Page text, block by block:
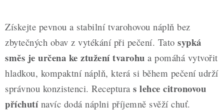
ZNAČKY
Nepřevzetí zásilky na dobírku
Obchodní podmínky
Hodnocení obchodu
Blog
Moje objednávka
Podmínky ochrany osobních údajů
Získejte pevnou a stabilní tvarohovou náplň bez
zbytečných obav z vytékání při pečení. Tato sypká
směs je určena ke ztužení tvarohu a pomáhá vytvořit
hladkou, kompaktní náplň, která si během pečení udrží
správnou konzistenci. Receptura s lehce citronovou
příchutínavíc dodá náplni příjemně svěží chuť.